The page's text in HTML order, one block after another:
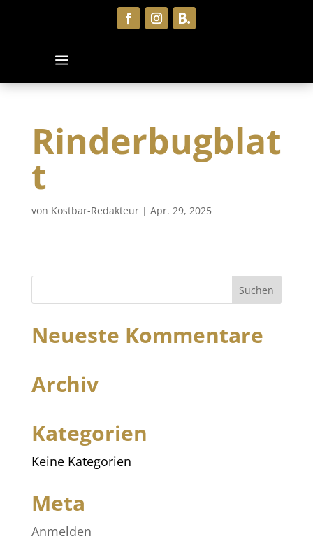
Rinderbugblat
t
von Kostbar-Redakteur| Apr. 29, 2025
Neueste Kommentare
Archiv
Kategorien
Keine Kategorien
Meta
Anmelden